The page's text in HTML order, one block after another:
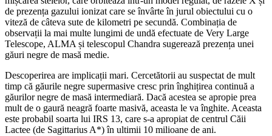
de prezența gazului ionizat care se învârte în jurul obiectului cu o
viteză de câteva sute de kilometri pe secundă. Combinația de
observații la mai multe lungimi de undă efectuate de Very Large
Telescope, ALMA și telescopul Chandra sugerează prezența unei
găuri negre de masă medie.
Descoperirea are implicații mari. Cercetătorii au suspectat de mult
timp că găurile negre supermasive cresc prin înghițirea continuă a
găurilor negre de masă intermediară. Dacă acestea se apropie prea
mult de o gaură neagră foarte masivă, aceasta le va înghite. Aceasta
este probabil soarta lui IRS 13, care s-a apropiat de centrul Căii
Lactee (de Sagittarius A*) în ultimii 10 milioane de ani.